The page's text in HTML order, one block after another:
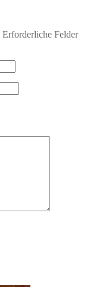
Erforderliche Felder